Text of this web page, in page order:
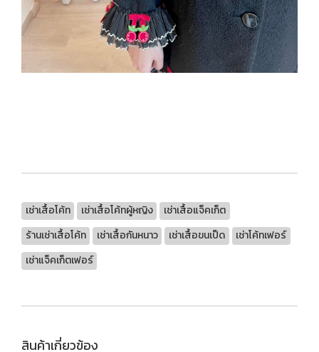
เช่าเสื้อโค้ท เช่าเสื้อโค้ทผู้หญิง
เช่าเสื้อแจ็คเก็ต
ร้านเช่าเสื้อโค้ท
เช่าเสื้อกันหนาว เช่าเสื้อขนเป็ด
เช่าโค้ทเฟอร์
เช่าแจ็คเก็ตเฟอร์
สินค้าเกี่ยวข้อง